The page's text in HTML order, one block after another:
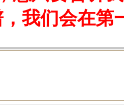
我们会在第